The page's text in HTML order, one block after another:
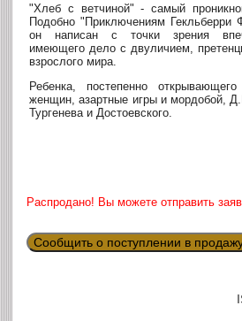
"Хлеб с ветчиной" - самый
Подобно "Приключениям Гекльберри
он написан с точки зрения
имеющего дело с двуличием,
взрослого мира.
Ребенка, постепенно
женщин, азартные игры и мордобой,
Тургенева и Достоевского.
Распродано! Вы можете отправить
Сообщить о поступлении в